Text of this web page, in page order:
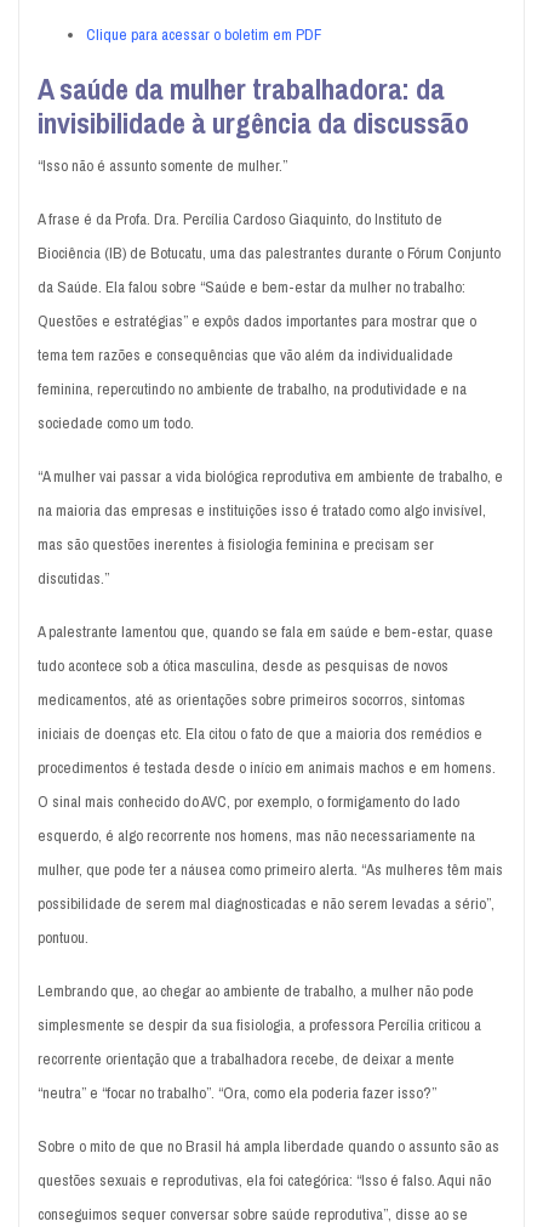
Clique para acessar o boletim em PDF
A saúde da mulher trabalhadora: da
invisibilidade à urgência da discussão
“Isso não é assunto somente de mulher.”
A frase é da Profa. Dra. Percília Cardoso Giaquinto, do Instituto de
Biociência (IB) de Botucatu, uma das palestrantes durante o Fórum Conjunto
da Saúde. Ela falou sobre “Saúde e bem-estar da mulher no trabalho:
Questões e estratégias” e expôs dados importantes para mostrar que o
tema tem razões e consequências que vão além da individualidade
feminina, repercutindo no ambiente de trabalho, na produtividade e na
sociedade como um todo.
“A mulher vai passar a vida biológica reprodutiva em ambiente de trabalho, e
na maioria das empresas e instituições isso é tratado como algo invisível,
mas são questões inerentes à fisiologia feminina e precisam ser
discutidas.”
A palestrante lamentou que, quando se fala em saúde e bem-estar, quase
tudo acontece sob a ótica masculina, desde as pesquisas de novos
medicamentos, até as orientações sobre primeiros socorros, sintomas
iniciais de doenças etc. Ela citou o fato de que a maioria dos remédios e
procedimentos é testada desde o início em animais machos e em homens.
O sinal mais conhecido do AVC, por exemplo, o formigamento do lado
esquerdo, é algo recorrente nos homens, mas não necessariamente na
mulher, que pode ter a náusea como primeiro alerta. “As mulheres têm mais
possibilidade de serem mal diagnosticadas e não serem levadas a sério”,
pontuou.
Lembrando que, ao chegar ao ambiente de trabalho, a mulher não pode
simplesmente se despir da sua fisiologia, a professora Percília criticou a
recorrente orientação que a trabalhadora recebe, de deixar a mente
“neutra” e “focar no trabalho”. “Ora, como ela poderia fazer isso?”
Sobre o mito de que no Brasil há ampla liberdade quando o assunto são as
questões sexuais e reprodutivas, ela foi categórica: “Isso é falso. Aqui não
conseguimos sequer conversar sobre saúde reprodutiva”, disse ao se